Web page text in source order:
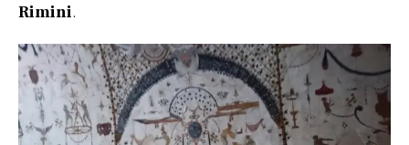
Rimini.